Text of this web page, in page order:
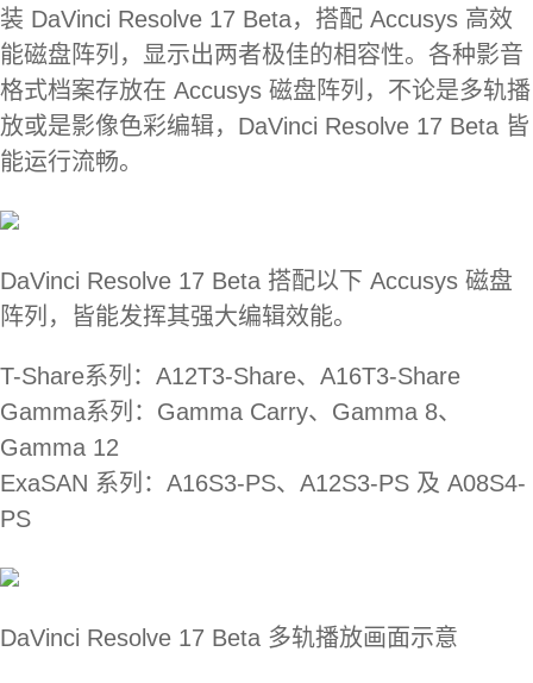
装 DaVinci Resolve 17 Beta，搭配 Accusys 高效
能磁盘阵列，显示出两者极佳的相容性。各种影音
格式档案存放在 Accusys 磁盘阵列，不论是多轨播
放或是影像色彩编辑，DaVinci Resolve 17 Beta 皆
能运行流畅。
DaVinci Resolve 17 Beta 搭配以下 Accusys 磁盘
阵列，皆能发挥其强大编辑效能。
T-Share系列：A12T3-Share、A16T3-Share
Gamma系列：Gamma Carry、Gamma 8、
Gamma 12
ExaSAN 系列：A16S3-PS、A12S3-PS 及 A08S4-
PS
DaVinci Resolve 17 Beta 多轨播放画面示意